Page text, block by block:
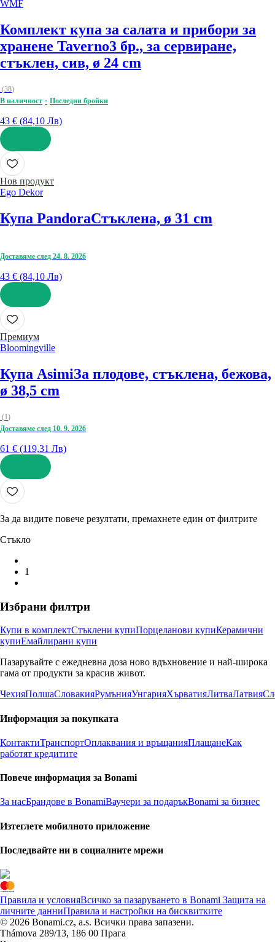
WMF
Комплект купа за салата и прибори за
хранене Taverno3 бр., за сервиране,
стъклен, сив, ø 24 cm
(38)
В наличност
Последни бройки
43 € (84,10 Лв)
ДОБАВИ
Нов продукт
Ego Dekor
Купа PandoraСтъклена, ø 31 cm
Доставяме след 24. 8. 2026
43 € (84,10 Лв)
ДОБАВИ
Премиум
Bloomingville
Купа AsimiЗа плодове, стъклена, бежова,
ø 38,5 cm
(1)
Доставяме след 10. 9. 2026
61 € (119,31 Лв)
ДОБАВИ
За да видите повече резултати, премахнете един от филтрите
Стъкло
1
Избрани филтри
Купи в комплектСтъклени купиПорцеланови купиКерамични
купиЕмайлирани купи
Пазарувайте с ежедневна доза ново вдъхновение и най-широка
гама от продукти за красив живот.
ЧехияПолшаСловакияРумънияУнгарияХърватияЛитваЛатвия
Информация за покупката
КонтактиТранспортОплаквания и връщанияПлащанеКак
работят кредитите
Повече информация за Bonami
За насБрандове в BonamiВаучери за подаръкBonami за бизнес
Изтеглете мобилното приложение
Последвайте ни в социалните мрежи
Правила и условияВсичко за пазаруването в Bonami Защита на
личните данниПравила и настройки на бисквитките
© 2026 Bonami.cz, a.s. Всички права запазени.
Thámova 289/13, 186 00 Прага